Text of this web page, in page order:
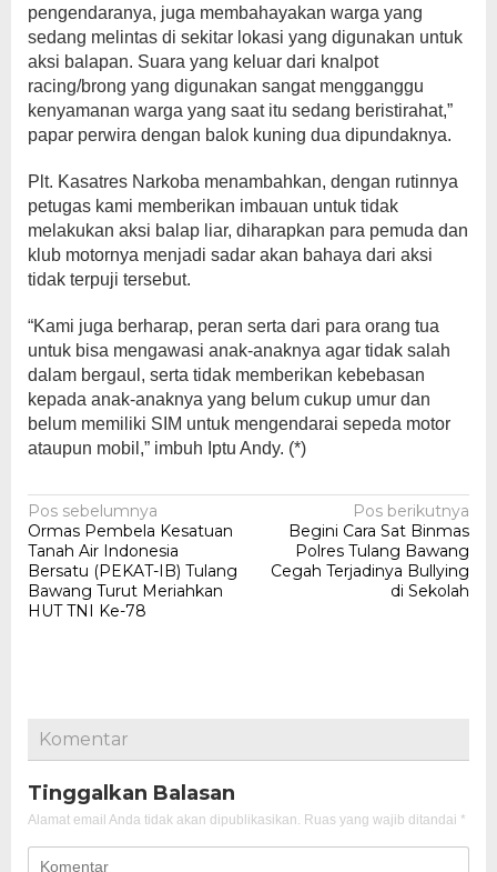
pengendaranya, juga membahayakan warga yang
sedang melintas di sekitar lokasi yang digunakan untuk
aksi balapan. Suara yang keluar dari knalpot
racing/brong yang digunakan sangat mengganggu
kenyamanan warga yang saat itu sedang beristirahat,”
papar perwira dengan balok kuning dua dipundaknya.
Plt. Kasatres Narkoba menambahkan, dengan rutinnya
petugas kami memberikan imbauan untuk tidak
melakukan aksi balap liar, diharapkan para pemuda dan
klub motornya menjadi sadar akan bahaya dari aksi
tidak terpuji tersebut.
“Kami juga berharap, peran serta dari para orang tua
untuk bisa mengawasi anak-anaknya agar tidak salah
dalam bergaul, serta tidak memberikan kebebasan
kepada anak-anaknya yang belum cukup umur dan
belum memiliki SIM untuk mengendarai sepeda motor
ataupun mobil,” imbuh Iptu Andy. (*)
Navigasi
pos
Pos sebelumnya
Ormas Pembela Kesatuan
Tanah Air Indonesia
Bersatu (PEKAT-IB) Tulang
Bawang Turut Meriahkan
HUT TNI Ke-78
Pos berikutnya
Begini Cara Sat Binmas
Polres Tulang Bawang
Cegah Terjadinya Bullying
di Sekolah
Komentar
Tinggalkan Balasan
Alamat email Anda tidak akan dipublikasikan. Ruas yang wajib ditandai *